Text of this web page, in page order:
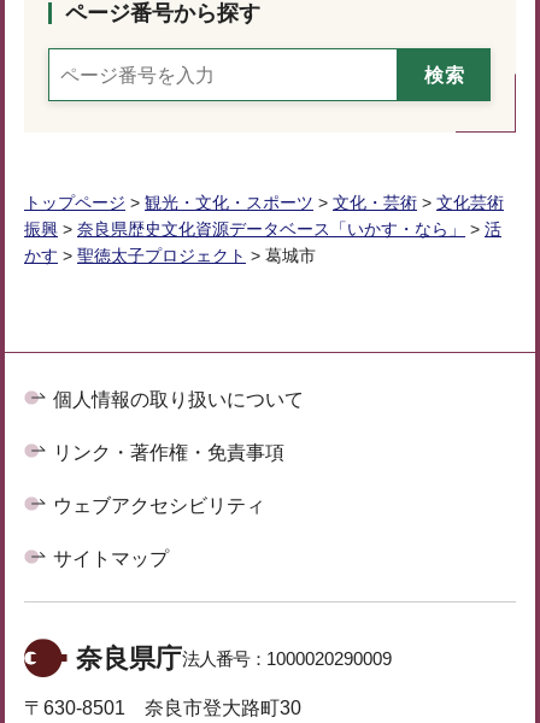
ページ番号から探す
トップページ > 観光・文化・スポーツ > 文化・芸術 > 文化芸術
振興 > 奈良県歴史文化資源データベース「いかす・なら」 > 活
かす > 聖徳太子プロジェクト > 葛城市
個人情報の取り扱いについて
リンク・著作権・免責事項
ウェブアクセシビリティ
サイトマップ
奈良県庁法人番号： 1000020290009
〒630-8501 奈良市登大路町30